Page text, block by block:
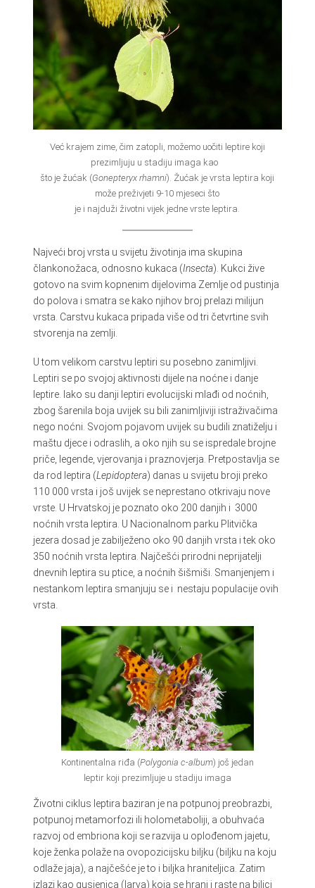
Već krajem zime, čim zatopli, možemo uočiti leptire koji
prezimljuju u stadiju imaga kao
što je žućak (Gonepteryx rhamni). Žućak je vrsta leptira koji
može preživjeti 9-10 mjeseci što
je i najduži životni vijek jedne vrste leptira.
Najveći broj vrsta u svijetu životinja ima skupina
člankonožaca, odnosno kukaca (Insecta). Kukci žive
gotovo na svim kopnenim dijelovima Zemlje od pustinja
do polova i smatra se kako njihov broj prelazi milijun
vrsta. Carstvu kukaca pripada više od tri četvrtine svih
stvorenja na zemlji.
U tom velikom carstvu leptiri su posebno zanimljivi.
Leptiri se po svojoj aktivnosti dijele na noćne i danje
leptire. Iako su danji leptiri evolucijski mlađi od noćnih,
zbog šarenila boja uvijek su bili zanimljiviji istraživačima
nego noćni. Svojom pojavom uvijek su budili znatiželju i
maštu djece i odraslih, a oko njih su se ispredale brojne
priče, legende, vjerovanja i praznovjerja. Pretpostavlja se
da rod leptira (Lepidoptera) danas u svijetu broji preko
110 000 vrsta i još uvijek se neprestano otkrivaju nove
vrste. U Hrvatskoj je poznato oko 200 danjih i 3000
noćnih vrsta leptira. U Nacionalnom parku Plitvička
jezera dosad je zabilježeno oko 90 danjih vrsta i tek oko
350 noćnih vrsta leptira. Najčešći prirodni neprijatelji
dnevnih leptira su ptice, a noćnih šišmiši. Smanjenjem i
nestankom leptira smanjuju se i nestaju populacije ovih
vrsta.
Kontinentalna riđa (Polygonia c-album) još jedan
leptir koji prezimljuje u stadiju imaga
Životni ciklus leptira baziran je na potpunoj preobrazbi,
potpunoj metamorfozi ili holometaboliji, a obuhvaća
razvoj od embriona koji se razvija u oplođenom jajetu,
koje ženka polaže na ovopozicijsku biljku (biljku na koju
odlaže jaja), a najčešće je to i biljka hraniteljica. Zatim
izlazi kao gusjenica (larva) koja se hrani i raste na biljci